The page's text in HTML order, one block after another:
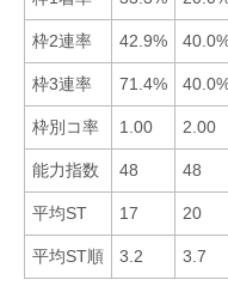
枠2連率 42.9%
枠3連率 71.4%
枠別コ率 1.00 2.00
能力指数 48 48
平均ST 17 20
平均ST順 3.2 3.7